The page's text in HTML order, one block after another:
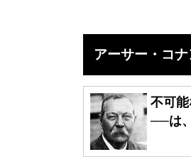
アーサー・コ
不可
──は